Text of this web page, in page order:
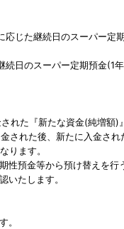
じた継続日のスーパー定
日のスーパー定期預金(1
れた『新たな資金(純増額)
された後、新たに入金され
ります。
預金等から預け替えを行
いたします。
。